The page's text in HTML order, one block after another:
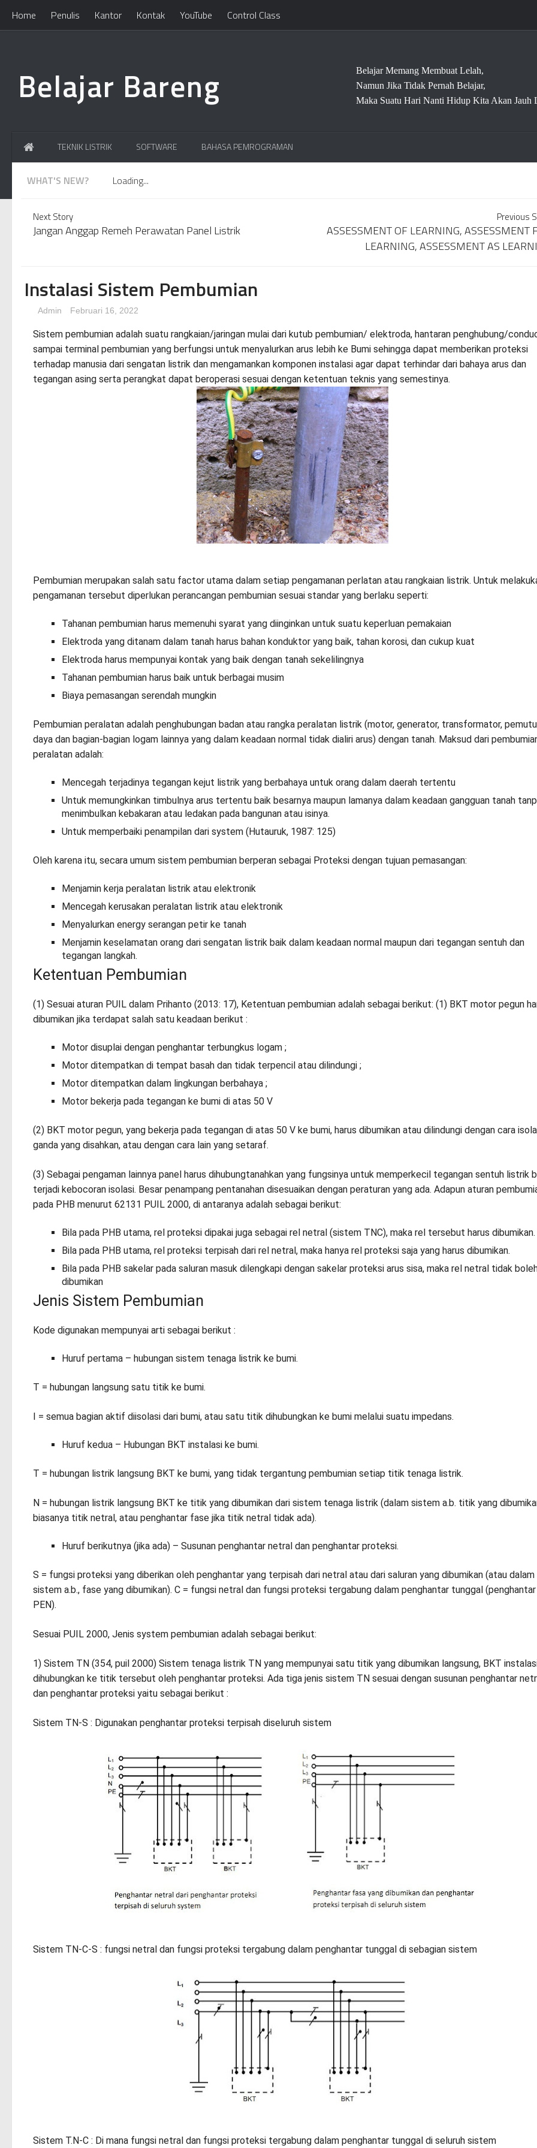
Home Penulis Kantor Kontak YouTube Control Class
Belajar Bareng
Belajar Memang Membuat Lelah,
Namun Jika Tidak Pernah Belajar,
Maka Suatu Hari Nanti Hidup Kita Akan Jauh
TEKNIK LISTRIK SOFTWARE BAHASA PEMROGRAMAN
WHAT'S NEW? Loading...
Next Story
Jangan Anggap Remeh Perawatan Panel Listrik
Previous
ASSESSMENT OF LEARNING, ASSESSMENT
LEARNING, ASSESSMENT AS
Instalasi Sistem Pembumian
Admin Februari 16, 2022
Sistem pembumian adalah suatu rangkaian/jaringan mulai dari kutub pembumian/ elektroda, hantaran penghubung/
sampai terminal pembumian yang berfungsi untuk menyalurkan arus lebih ke Bumi sehingga dapat memberikan proteksi
terhadap manusia dari sengatan listrik dan mengamankan komponen instalasi agar dapat terhindar dari bahaya arus dan
tegangan asing serta perangkat dapat beroperasi sesuai dengan ketentuan teknis yang semestinya.
Pembumian merupakan salah satu factor utama dalam setiap pengamanan perlatan atau rangkaian listrik. Untuk
pengamanan tersebut diperlukan perancangan pembumian sesuai standar yang berlaku seperti:
Tahanan pembumian harus memenuhi syarat yang diinginkan untuk suatu keperluan pemakaian
Elektroda yang ditanam dalam tanah harus bahan konduktor yang baik, tahan korosi, dan cukup kuat
Elektroda harus mempunyai kontak yang baik dengan tanah sekelilingnya
Tahanan pembumian harus baik untuk berbagai musim
Biaya pemasangan serendah mungkin
Pembumian peralatan adalah penghubungan badan atau rangka peralatan listrik (motor, generator, transformator,
daya dan bagian-bagian logam lainnya yang dalam keadaan normal tidak dialiri arus) dengan tanah. Maksud dari
peralatan adalah:
Mencegah terjadinya tegangan kejut listrik yang berbahaya untuk orang dalam daerah tertentu
Untuk memungkinkan timbulnya arus tertentu baik besarnya maupun lamanya dalam keadaan gangguan tanah
menimbulkan kebakaran atau ledakan pada bangunan atau isinya.
Untuk memperbaiki penampilan dari system (Hutauruk, 1987: 125)
Oleh karena itu, secara umum sistem pembumian berperan sebagai Proteksi dengan tujuan pemasangan:
Menjamin kerja peralatan listrik atau elektronik
Mencegah kerusakan peralatan listrik atau elektronik
Menyalurkan energy serangan petir ke tanah
Menjamin keselamatan orang dari sengatan listrik baik dalam keadaan normal maupun dari tegangan sentuh dan
tegangan langkah.
Ketentuan Pembumian
(1) Sesuai aturan PUIL dalam Prihanto (2013: 17), Ketentuan pembumian adalah sebagai berikut: (1) BKT motor pegun
dibumikan jika terdapat salah satu keadaan berikut :
Motor disuplai dengan penghantar terbungkus logam ;
Motor ditempatkan di tempat basah dan tidak terpencil atau dilindungi ;
Motor ditempatkan dalam lingkungan berbahaya ;
Motor bekerja pada tegangan ke bumi di atas 50 V
(2) BKT motor pegun, yang bekerja pada tegangan di atas 50 V ke bumi, harus dibumikan atau dilindungi dengan cara
ganda yang disahkan, atau dengan cara lain yang setaraf.
(3) Sebagai pengaman lainnya panel harus dihubungtanahkan yang fungsinya untuk memperkecil tegangan sentuh listrik
terjadi kebocoran isolasi. Besar penampang pentanahan disesuaikan dengan peraturan yang ada. Adapun aturan
pada PHB menurut 62131 PUIL 2000, di antaranya adalah sebagai berikut:
Bila pada PHB utama, rel proteksi dipakai juga sebagai rel netral (sistem TNC), maka rel tersebut harus dibumikan.
Bila pada PHB utama, rel proteksi terpisah dari rel netral, maka hanya rel proteksi saja yang harus dibumikan.
Bila pada PHB sakelar pada saluran masuk dilengkapi dengan sakelar proteksi arus sisa, maka rel netral tidak
dibumikan
Jenis Sistem Pembumian
Kode digunakan mempunyai arti sebagai berikut :
Huruf pertama – hubungan sistem tenaga listrik ke bumi.
T = hubungan langsung satu titik ke bumi.
I = semua bagian aktif diisolasi dari bumi, atau satu titik dihubungkan ke bumi melalui suatu impedans.
Huruf kedua – Hubungan BKT instalasi ke bumi.
T = hubungan listrik langsung BKT ke bumi, yang tidak tergantung pembumian setiap titik tenaga listrik.
N = hubungan listrik langsung BKT ke titik yang dibumikan dari sistem tenaga listrik (dalam sistem a.b. titik yang
biasanya titik netral, atau penghantar fase jika titik netral tidak ada).
Huruf berikutnya (jika ada) – Susunan penghantar netral dan penghantar proteksi.
S = fungsi proteksi yang diberikan oleh penghantar yang terpisah dari netral atau dari saluran yang dibumikan (atau dalam
sistem a.b., fase yang dibumikan). C = fungsi netral dan fungsi proteksi tergabung dalam penghantar tunggal (penghantar
PEN).
Sesuai PUIL 2000, Jenis system pembumian adalah sebagai berikut:
1) Sistem TN (354, puil 2000) Sistem tenaga listrik TN yang mempunyai satu titik yang dibumikan langsung, BKT
dihubungkan ke titik tersebut oleh penghantar proteksi. Ada tiga jenis sistem TN sesuai dengan susunan penghantar
dan penghantar proteksi yaitu sebagai berikut :
Sistem TN-S : Digunakan penghantar proteksi terpisah diseluruh sistem
Sistem TN-C-S : fungsi netral dan fungsi proteksi tergabung dalam penghantar tunggal di sebagian sistem
Sistem T.N-C : Di mana fungsi netral dan fungsi proteksi tergabung dalam penghantar tunggal di seluruh sistem